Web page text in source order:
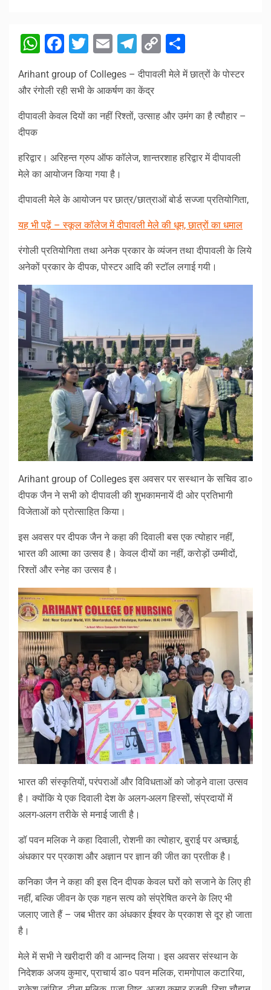
WhatsApp
Facebook
Twitter
EmailTelegram
Copy
Link
Arihant group of Colleges – दीपावली मेले में छात्रों के पोस्टर
और रंगोली रही सभी के आकर्षण का केंद्र
दीपावली केवल दियों का नहीं रिश्तों, उत्साह और उमंग का है त्यौहार –
दीपक
हरिद्वार। अरिहन्त ग्रुप ऑफ कॉलेज, शान्तरशाह हरिद्वार में दीपावली
मेले का आयोजन किया गया है।
दीपावली मेले के आयोजन पर छात्र/छात्राओं बोर्ड सज्जा प्रतियोगिता,
यह भी पढ़ें – स्कूल कॉलेज में दीपावली मेले की धूम, छात्रों का धमाल
रंगोली प्रतियोगिता तथा अनेक प्रकार के व्यंजन तथा दीपावली के लिये
अनेकों प्रकार के दीपक, पोस्टर आदि की स्टॉल लगाई गयी।
Arihant group of Colleges इस अवसर पर सस्थान के सचिव डा०
दीपक जैन ने सभी को दीपावली की शुभकामनायें दी ओर प्रतिभागी
विजेताओं को प्रोत्साहित किया।
इस अवसर पर दीपक जैन ने कहा की दिवाली बस एक त्योहार नहीं,
भारत की आत्मा का उत्सव है। केवल दीयों का नहीं, करोड़ों उम्मीदों,
रिश्तों और स्नेह का उत्सव है।
भारत की संस्कृतियों, परंपराओं और विविधताओं को जोड़ने वाला उत्सव
है। क्योंकि ये एक दिवाली देश के अलग-अलग हिस्सों, संप्रदायों में
अलग-अलग तरीके से मनाई जाती है।
डॉ पवन मलिक ने कहा दिवाली, रोशनी का त्योहार, बुराई पर अच्छाई,
अंधकार पर प्रकाश और अज्ञान पर ज्ञान की जीत का प्रतीक है।
कनिका जैन ने कहा की इस दिन दीपक केवल घरों को सजाने के लिए ही
नहीं, बल्कि जीवन के एक गहन सत्य को संप्रेषित करने के लिए भी
जलाए जाते हैं – जब भीतर का अंधकार ईश्वर के प्रकाश से दूर हो जाता
है।
मेले में सभी ने खरीदारी की व आन्नद लिया। इस अवसर संस्थान के
निदेशक अजय कुमार, प्राचार्य डा० पवन मलिक, रामगोपाल कटारिया,